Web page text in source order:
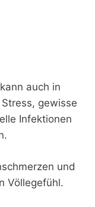
auch in
gewisse
Infektionen
und
Völlegefühl.